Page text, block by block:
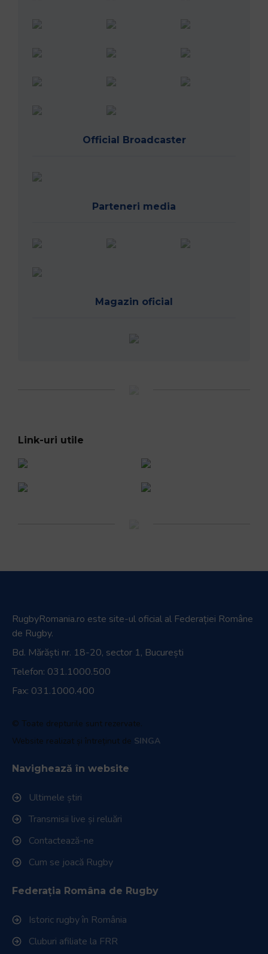
Official Broadcaster
Parteneri media
Magazin oficial
Link-uri utile
RugbyRomania.ro este site-ul oficial al Federației Române
de Rugby.
Bd. Mărăști nr. 18-20, sector 1, București
Telefon: 031.1000.500
Fax: 031.1000.400
© Toate drepturile sunt rezervate.
Website realizat și întreținut de SINGA
Navighează în website
Ultimele știri
Transmisii live și reluări
Contactează-ne
Cum se joacă Rugby
Federația Româna de Rugby
Istoric rugby în România
Cluburi afiliate la FRR